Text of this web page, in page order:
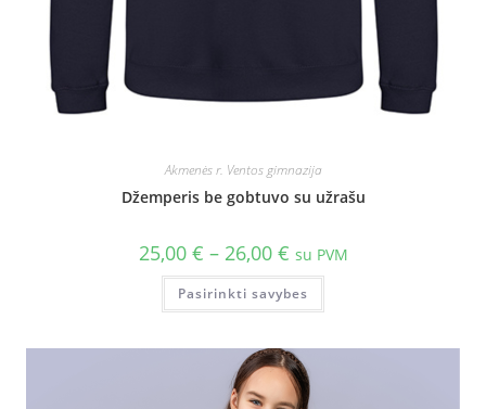
Akmenės r. Ventos gimnazija
Džemperis be gobtuvo su užrašu
25,00 € – 26,00 € su PVM
Pasirinkti savybes